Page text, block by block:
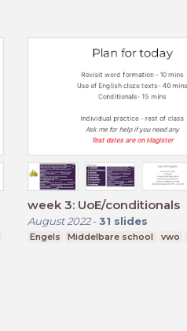
week 3: UoE/conditionals
August 2022- 31 slides
Engels Middelbare school vwo